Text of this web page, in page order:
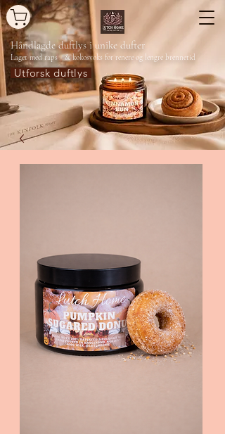
Håndlagde duftlysi unike dufter
Laget med raps - & kokosvoks for renere og lengre brennetid
Utforsk duftlys